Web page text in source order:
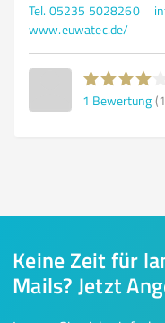
Tel. 05235 5028260
www.euwatec.de/
1 Bewertung
Keine Zeit für
Mails? Jetzt